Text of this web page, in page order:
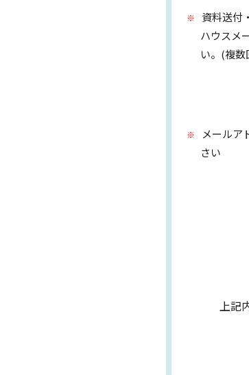
資料送付
ハウスメ
い。(複数
メールア
さい
上記